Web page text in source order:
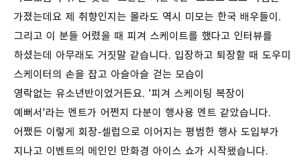
가졌는데요 제 취향인지는 몰라도 역시 미모는 한국 배우들이.
그리고 이 분들 어렸을 때 피겨 스케이트를 했다고 인터뷰를
하셨는데 아무래도 거짓말 같습니다. 입장하고 퇴장할 때 도우미
스케이터의 손을 잡고 아슬아슬 걷는 모습이
영락없는 유소년반이었거든요. '피겨 스케이팅 복장이
예뻐서'라는 멘트가 어쩐지 다분이 행사용 멘트 같았습니다.
어쨌든 이렇게 회장-셀럽으로 이어지는 평범한 행사 도입부가
지나고 이벤트의 메인인 만화경 아이스 쇼가 시작됐습니다.